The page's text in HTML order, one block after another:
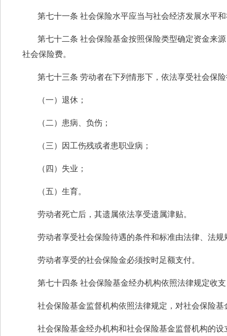
第七十一条 社会保险水平应当与社会经济发展水平
第七十二条 社会保险基金按照保险类型确定资金来
社会保险费。
第七十三条 劳动者在下列情形下，依法享受社会保
（一）退休；
（二）患病、负伤；
（三）因工伤残或者患职业病；
（四）失业；
（五）生育。
劳动者死亡后，其遗属依法享受遗属津贴。
劳动者享受社会保险待遇的条件和标准由法律、法规
劳动者享受的社会保险金必须按时足额支付。
第七十四条 社会保险基金经办机构依照法律规定收
社会保险基金监督机构依照法律规定，对社会保险
社会保险基金经办机构和社会保险基金监督机构的